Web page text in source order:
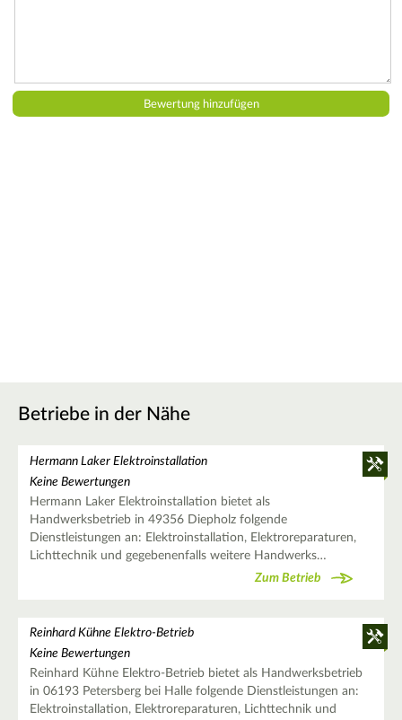
Betriebe in der Nähe
Hermann Laker Elektroinstallation
Keine Bewertungen
Hermann Laker Elektroinstallation bietet als
Handwerksbetrieb in 49356 Diepholz folgende
Dienstleistungen an: Elektroinstallation, Elektroreparaturen,
Lichttechnik und gegebenenfalls weitere Handwerks…
Zum Betrieb
Reinhard Kühne Elektro-Betrieb
Keine Bewertungen
Reinhard Kühne Elektro-Betrieb bietet als Handwerksbetrieb
in 06193 Petersberg bei Halle folgende Dienstleistungen an:
Elektroinstallation, Elektroreparaturen, Lichttechnik und